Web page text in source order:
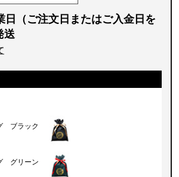
日（ご注文日またはご入金日を
送
ブラック
グリーン